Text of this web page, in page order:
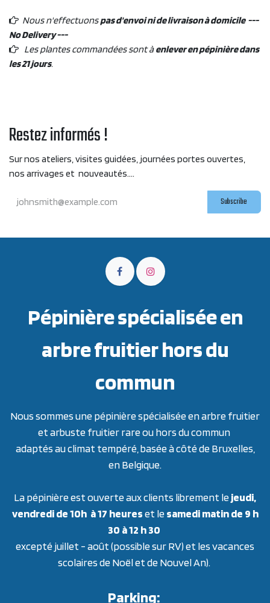
Nous n'effectuonspas d'envoi ni de livraison à domicile ---
No Delivery ---
Les plantes commandées sont àenlever en pépinière dans
les 21 jours.
Restez informés !
Sur nos ateliers, visites guidées, journées portes ouvertes,
nos arrivages et nouveautés....
Subscribe
Pépinière spécialisée en
arbre fruitier hors du
commun
Nous sommes une pépinière spécialisée en arbre fruitier
et arbuste fruitier rare ou hors du commun
adaptés au climat tempéré, basée à côté de Bruxelles,
en Belgique.
La pépinière est ouverte aux clients librement lejeudi,
vendredi de 10h à 17 heureset lesamedi matin de 9 h
30 à 12 h 30
excepté juillet - août (possible sur RV) et les vacances
scolaires de Noël et de Nouvel An).
Parking: